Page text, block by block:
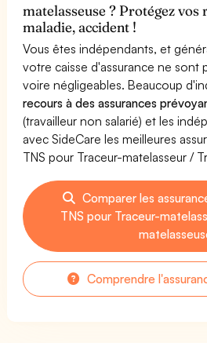
matelasseuse ? Protégez vos
maladie, accident !
Vous êtes indépendants, et
votre caisse d'assurance ne sont
voire négligeables. Beaucoup
recours à des assurances
(travailleur non salarié) et les
avec SideCare les meilleures
TNS pour Traceur-matelasseur /
Comparer les
TNS pour Traceur-
Comprendre